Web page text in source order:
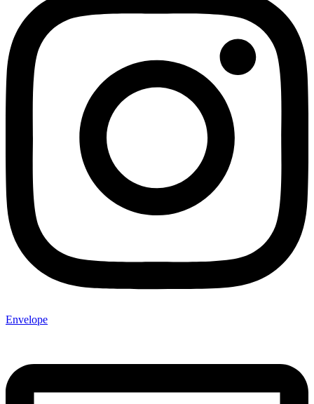
Envelope